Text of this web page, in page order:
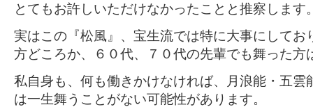
とてもお許しいただけなかったことと推察します
実はこの『松風』、宝生流では特に大事にしてお
方どころか、６０代、７０代の先輩でも舞った方
私自身も、何も働きかけなければ、月浪能・五雲
は一生舞うことがない可能性があります。